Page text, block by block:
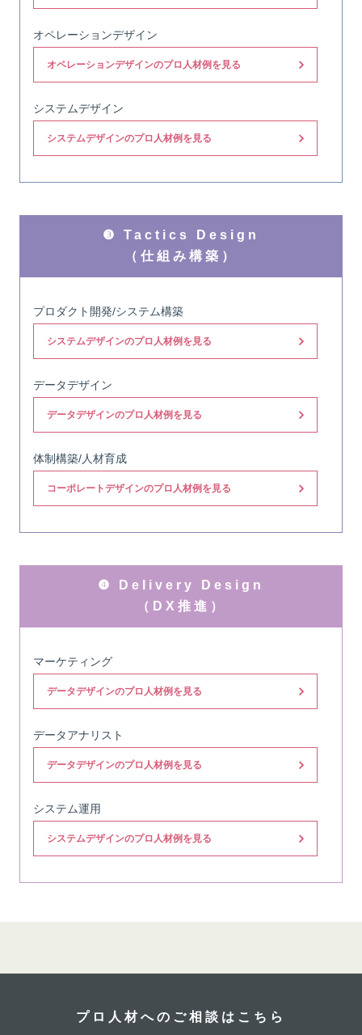
オペレーションデザイン
オペレーションデザインのプロ人材例を見る
システムデザイン
システムデザインのプロ人材例を見る
❸ Tactics Design
（仕組み構築）
プロダクト開発/システム構築
システムデザインのプロ人材例を見る
データデザイン
データデザインのプロ人材例を見る
体制構築/人材育成
コーポレートデザインのプロ人材例を見る
❹ Delivery Design
（DX推進）
マーケティング
データデザインのプロ人材例を見る
データアナリスト
データデザインのプロ人材例を見る
システム運用
システムデザインのプロ人材例を見る
プロ人材へのご相談はこちら